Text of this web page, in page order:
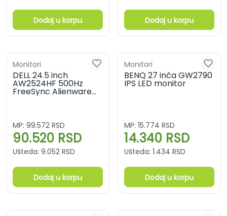
Dodaj u korpu Dodaj u korpu
Monitori
DELL 24.5 inch
AW2524HF 500Hz
FreeSync Alienware
Gaming monitor
MP: 99.572 RSD
90.520 RSD
Ušteda: 9.052 RSD
Dodaj u korpu
Monitori
BENQ 27 inča GW2790
IPS LED monitor
MP: 15.774 RSD
14.340 RSD
Ušteda: 1.434 RSD
Dodaj u korpu